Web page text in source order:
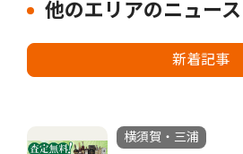
他のエリアのニュース
新着記事
横須賀・三浦